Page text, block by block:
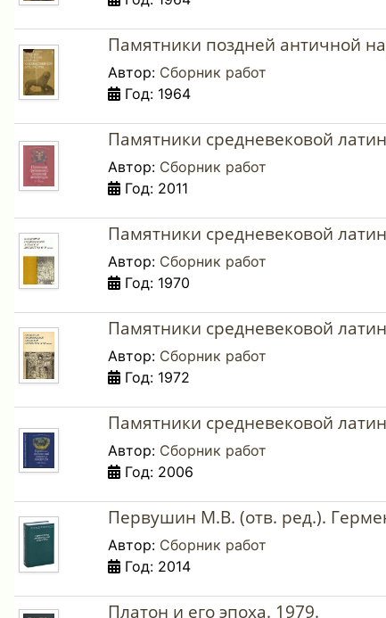
Памятники поздней античной
Автор: Сборник работ
Год: 1964
Памятники средневековой
Автор: Сборник работ
Год: 2011
Памятники средневековой
Автор: Сборник работ
Год: 1970
Памятники средневековой
Автор: Сборник работ
Год: 1972
Памятники средневековой
Автор: Сборник работ
Год: 2006
Первушин М.В. (отв. ред.).
Автор: Сборник работ
Год: 2014
Платон и его эпоха. 1979.